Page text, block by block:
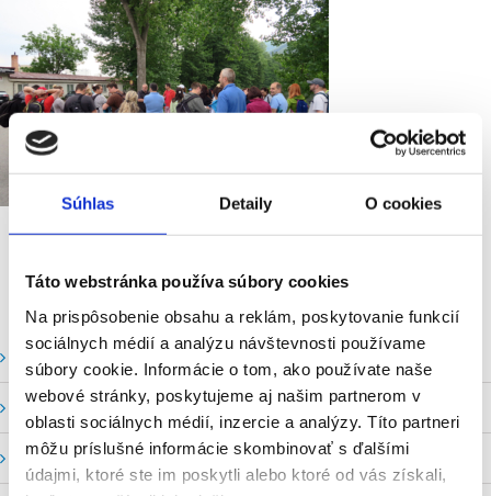
Súhlas Detaily O cookies
Táto webstránka používa súbory cookies
Na prispôsobenie obsahu a reklám, poskytovanie funkcií
sociálnych médií a analýzu návštevnosti používame
súbory cookie. Informácie o tom, ako používate naše
webové stránky, poskytujeme aj našim partnerom v
oblasti sociálnych médií, inzercie a analýzy. Títo partneri
môžu príslušné informácie skombinovať s ďalšími
údajmi, ktoré ste im poskytli alebo ktoré od vás získali,
Vodné stavy a prietoky SHMU
Stavy a prietoky SVP, š. p.
Mapový portál